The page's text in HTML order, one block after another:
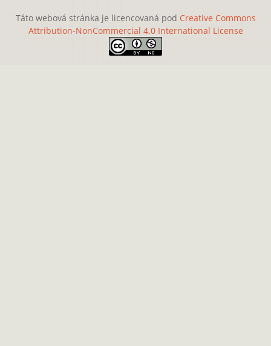
Táto webová stránka je licencovaná pod Creative Commons
Attribution-NonCommercial 4.0 International License